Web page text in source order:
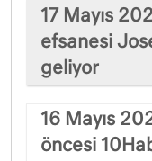
17 Mayıs
efsanesi
geliyor
16 Mayıs
öncesi